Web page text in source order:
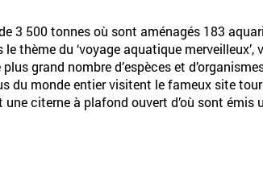
3 500 tonnes où sont aménagés 183
thème du ‘voyage aquatique
grand nombre d’espèces et
du monde entier visitent le fameux site
citerne à plafond ouvert d’où sont émis